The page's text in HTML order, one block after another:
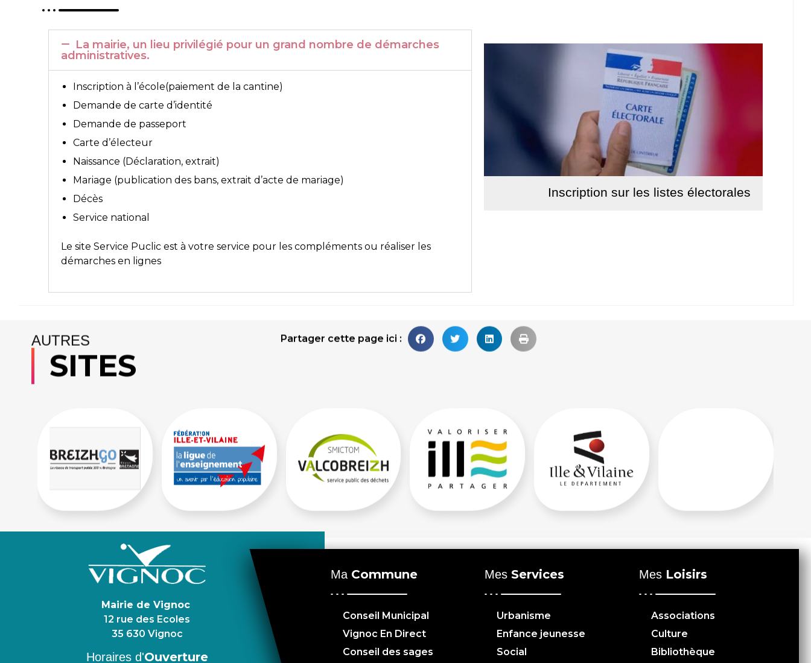
La mairie, un lieu privilégié pour un grand nombre de démarches
administratives.
Inscription à l’école(paiement de la cantine)
Demande de carte d’identité
Demande de passeport
Carte d’électeur
Naissance (Déclaration, extrait)
Mariage (publication des bans, extrait d’acte de mariage)
Décès
Service national
Le site Service Puclic est à votre service pour les compléments ou réaliser les
démarches en lignes
Inscription sur les listes électorales
Partager cette page ici :
AUTRES
SITES
Mairie de Vignoc
12 rue des Ecoles
35 630 Vignoc
Horaires d'Ouverture
Ma Commune
Conseil Municipal
Vignoc En Direct
Conseil des sages
MesServices
Urbanisme
Enfance jeunesse
Social
Mes Loisirs
Associations
Culture
Bibliothèque